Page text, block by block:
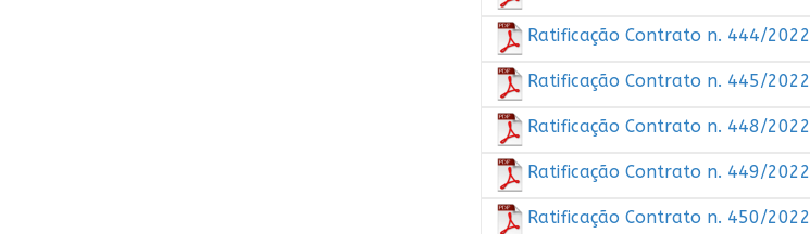
Ratificação Contrato n. 444/2022
Ratificação Contrato n. 445/2022
Ratificação Contrato n. 448/2022
Ratificação Contrato n. 449/2022
Ratificação Contrato n. 450/2022